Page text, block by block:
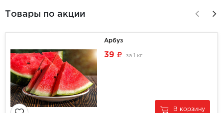
Товары по акции
Арбуз
39 за 1 кг
В корзину